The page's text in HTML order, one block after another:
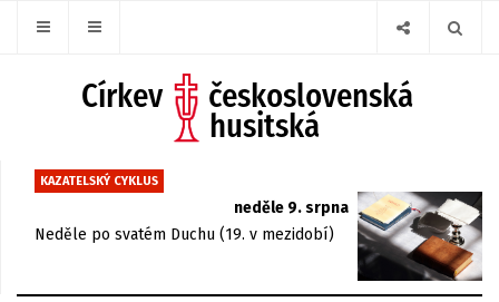
KAZATELSKÝ CYKLUS
neděle 9. srpna
Neděle po svatém Duchu (19. v mezidobí)